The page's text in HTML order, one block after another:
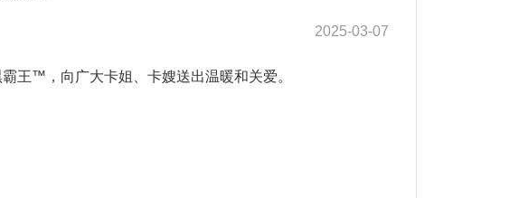
2025-03-07
王™，向广大卡姐、卡嫂送出温暖和关爱。